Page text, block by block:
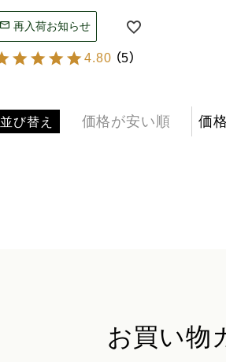
再入荷お知らせ
4.80 （5）
並び替え 価格が安い順 価
お買い物